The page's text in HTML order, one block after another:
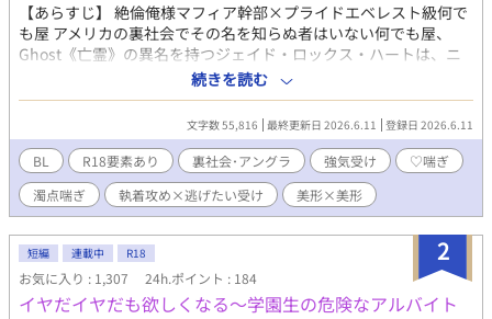
【あらすじ】 絶倫俺様マフィア幹部×プライドエベレスト級何で
も屋 アメリカの裏社会でその名を知らぬ者はいない何でも屋、
Ghost《亡霊》の異名を持つジェイド・ロックス・ハートは、ニ
ューヨーク最大のマフィア組織、ブラッグウッドファミリーか
ら、3億ドルの裏金と極秘データを奪い去った。その後ジェイド
は、リゾート地で優雅なバカンスを満喫していたが、その平穏は
一人の男によって打ち砕かれる。 男の名は、テオ・ブラッグウッ
ド。 ブラッグウッドファミリーの次期ボス候補にして、『狂犬』
の異名で恐れられる危険人物だった。ジェイドはテオに拉致さ
れ、アジトに軟禁されてしまう。 そこで突きつけられた条件はた
だ一つ。 ――死にたくなければ、組織から奪ったものを取り返
せ。 果たしてジェイドは生き延びることができるのか。それと
も､狂犬に喰い尽くされてしまうのか。 －－－－－⚠️注意⚠️－－
－－－ ※本作はがっつりR-18表現があります。 とにかくエロ多め
です。潮吹き、♡喘ぎ、濁点喘ぎ、汚喘ぎ注意です。 18歳未満の
続きを読む
文字数 55,816 最終更新日 2026.6.11 登録日 2026.6.11
BL R18要素あり 裏社会･アングラ 強気受け
♡喘ぎ
濁点喘ぎ
執着攻め×逃げたい受け 美形×美形
2
短編 連載中 R18
お気に入り : 1,307 24h.ポイント : 184
イヤだイヤだも欲しくなる～学園生の危険なアルバイト